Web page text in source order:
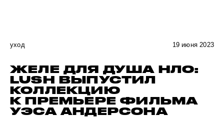
уход 19 июня 2023
ЖЕЛЕ ДЛЯ ДУША НЛО:
LUSH ВЫПУСТИЛ
КОЛЛЕКЦИЮ
К ПРЕМЬЕРЕ ФИЛЬМА
УЭСА АНДЕРСОНА